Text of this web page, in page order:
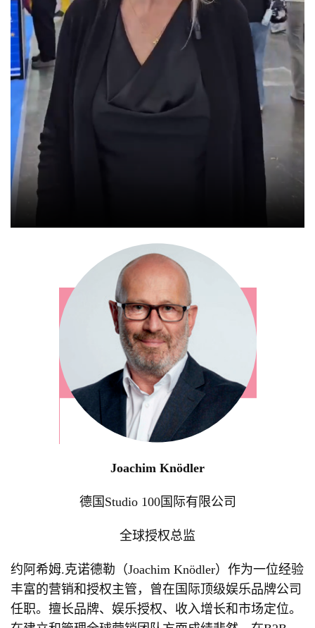
Joachim Knödler
德国Studio 100国际有限公司
全球授权总监
约阿希姆.克诺德勒（Joachim Knödler）作为一位经验
丰富的营销和授权主管，曾在国际顶级娱乐品牌公司
任职。擅长品牌、娱乐授权、收入增长和市场定位。